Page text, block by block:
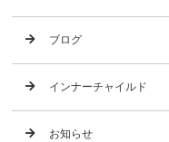
ブログ
インナーチャイルド
お知らせ